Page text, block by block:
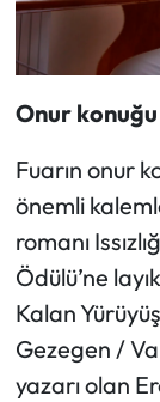
Onur
Fuarın onur
önemli
romanı
Ödülü’ne
Kalan
Gezegen /
yazarı olan